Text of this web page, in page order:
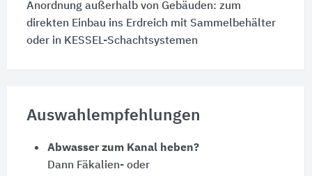
Anordnung außerhalb von Gebäuden: zum
direkten Einbau ins Erdreich mit Sammelbehälter
oder in KESSEL-Schachtsystemen
Auswahlempfehlungen
Abwasser zum Kanal heben?
Dann Fäkalien- oder